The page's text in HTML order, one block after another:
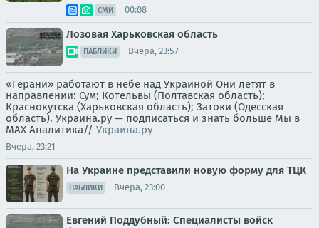
СМИ 00:08
Лозовая Харьковская область
ПАБЛИКИ Вчера, 23:57
«Герани» работают в небе над Украиной Они летят в
направлении: Сум; Котельвы (Полтавская область);
Краснокутска (Харьковская область); Затоки (Одесская
область). Украина.ру — подписаться и знать больше Мы в
MAX Аналитика// Украина.ру
Вчера, 23:21
На Украине представили новую форму для ТЦК
ПАБЛИКИ Вчера, 23:00
Евгений Поддубный: Специалисты войск